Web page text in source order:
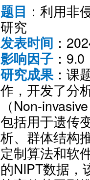
题目 ：利用非
研究
发表时间 ：
影响因子 ：9.0
研究成果 ：课
作，开发了分
（Non-
包括用于遗传
析、群体结构
定制算法和软
的NIPT数据，